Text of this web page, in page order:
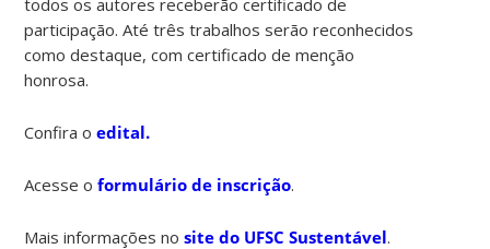
participação. Até três trabalhos serão reconhecidos
como destaque, com certificado de menção
honrosa.
Confira o edital.
Acesse oformulário de inscrição.
Mais informaçõesnosite do UFSC Sustentável.